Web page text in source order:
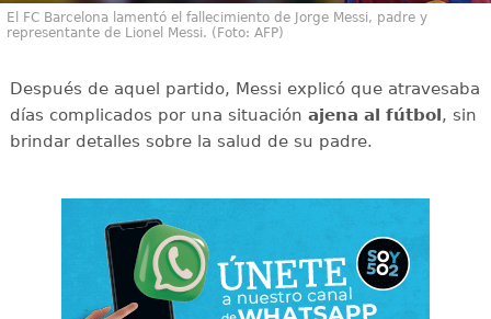
El FC Barcelona lamentó el fallecimiento de Jorge Messi, padre y
representante de Lionel Messi. (Foto: AFP)
Después de aquel partido, Messi explicó que atravesaba
días complicados por una situación ajena al fútbol, sin
brindar detalles sobre la salud de su padre.